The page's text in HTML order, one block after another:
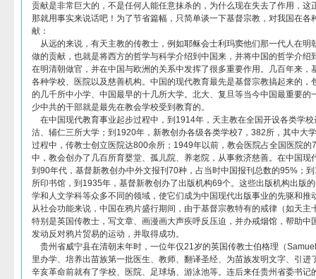
贡献是非常巨大的，不是任何人能任意抹杀的，为什么现在失去了作用，这
那就用事实来说话吧！为了节省篇幅，只简单谈一下基督宗教，对我国在各
献：
从远的来说，有天主教的传教士，例如耶稣会士利玛窦他们那一代人在明
做的贡献，也就是将西方的哲学与科学介绍到中国来，并将中国的哲学介绍
在明清朝做官，并在中国与欧洲的关系中发挥了很多重要作用。几百年来，
各种学校、医院以及慈善机构。中国的现代教育最先是基督宗教搞起来的，
的几千所中小学、中国最早的十几所大学。北大、复旦等当今中国最重要的
少中共的干部就是最先在教会学校受到教育的。
在中国现代教育事业起步过程中，到1914年，天主教在全国开设各类学
沽、辅仁三所大学；到1920年，新教创办各级各类学校7，382所，其中大
过程中，传教士创立医院达800余所；1949年以前，教会医院占全国医院的
中，教会创办了几百所育婴堂、孤儿院、养老院，从事救济慈善。在中国现
到90年代，基督新教创办中外文报刊70种，占当时中国报刊总数的95%；
所印书馆，到1935年，基督新教创办了出版机构69个。这些出版机构出版
学和人文学科等众多不同的领域，使它们成为中国现代出版事业的先驱和推
从社会功能来说，中国在鸦片盛行期间，由于基督宗教特有的戒律（如天主
特别是英国传教士，写文章、画漫画大声疾呼反压迫，并办戒烟馆，帮助中
发动反对鸦片贸易的运动，并取得成功。
贵州省威宁县在清朝末年时，一位年仅21岁的英国传教士伯格理（
里办学、培养出苗族第一批医生、教师、翻译圣经、为苗族发明文字、引进
辛亥革命前就有了学校、医院、足球场、游泳池等。连后来任贵州省委书记